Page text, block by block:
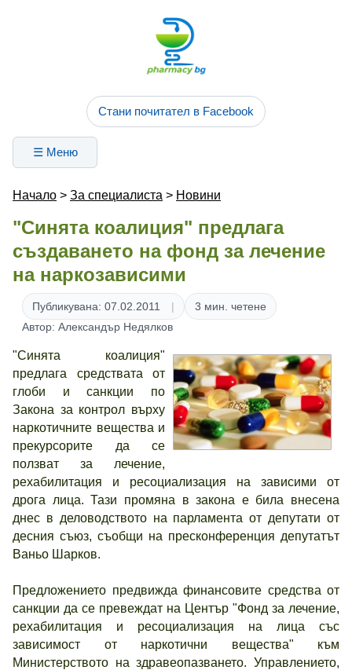
Стани почитател в Facebook
☰ Меню
Начало > За специалиста > Новини
"Синята коалиция" предлага
създаването на фонд за лечение
на наркозависими
Публикувана: 07.02.2011
3 мин. четене
Автор: Александър Недялков
"Синята коалиция"
предлага средствата от
глоби и санкции по
Закона за контрол върху
наркотичните вещества и
прекурсорите да се
ползват за лечение,
рехабилитация и ресоциализация на зависими от
дрога лица. Тази промяна в закона е била внесена
днес в деловодството на парламента от депутати от
десния съюз, съобщи на пресконференция депутатът
Ваньо Шарков.
Предложението предвижда финансовите средства от
санкции да се превеждат на Център "Фонд за лечение,
рехабилитация и ресоциализация на лица със
зависимост от наркотични вещества" към
Министерството на здравеопазването. Управлението,